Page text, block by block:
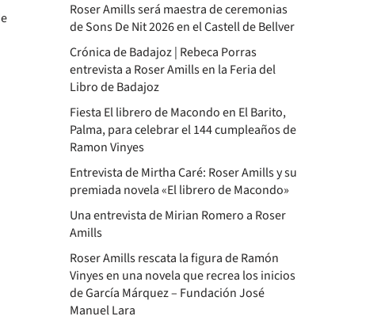
Roser Amills será maestra de ceremonias
de Sons De Nit 2026 en el Castell de Bellver
Crónica de Badajoz | Rebeca Porras
entrevista a Roser Amills en la Feria del
Libro de Badajoz
Fiesta El librero de Macondo en El Barito,
Palma, para celebrar el 144 cumpleaños de
Ramon Vinyes
Entrevista de Mirtha Caré: Roser Amills y su
premiada novela «El librero de Macondo»
Una entrevista de Mirian Romero a Roser
Amills
Roser Amills rescata la figura de Ramón
Vinyes en una novela que recrea los inicios
de García Márquez – Fundación José
Manuel Lara